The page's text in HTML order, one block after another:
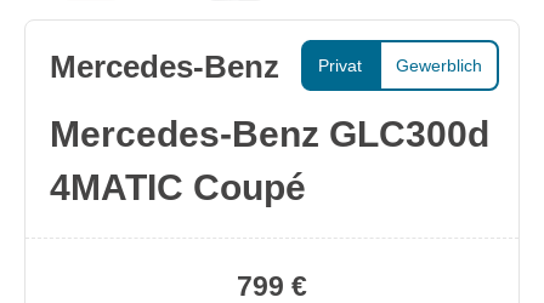
Privat Gewerblich
Mercedes-Benz
Mercedes-Benz GLC300d
4MATIC Coupé
799 €